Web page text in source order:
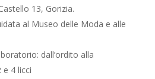
13, Gorizia.
al Museo delle Moda e alle
dall’ordito alla
4 licci